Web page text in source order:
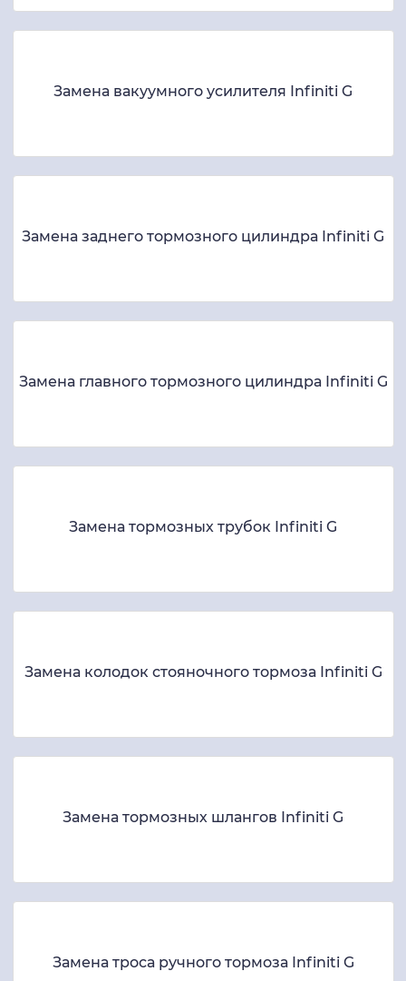
Замена вакуумного усилителя Infiniti G
Замена заднего тормозного цилиндра Infiniti G
Замена главного тормозного цилиндра Infiniti G
Замена тормозных трубок Infiniti G
Замена колодок стояночного тормоза Infiniti G
Замена тормозных шлангов Infiniti G
Замена троса ручного тормоза Infiniti G